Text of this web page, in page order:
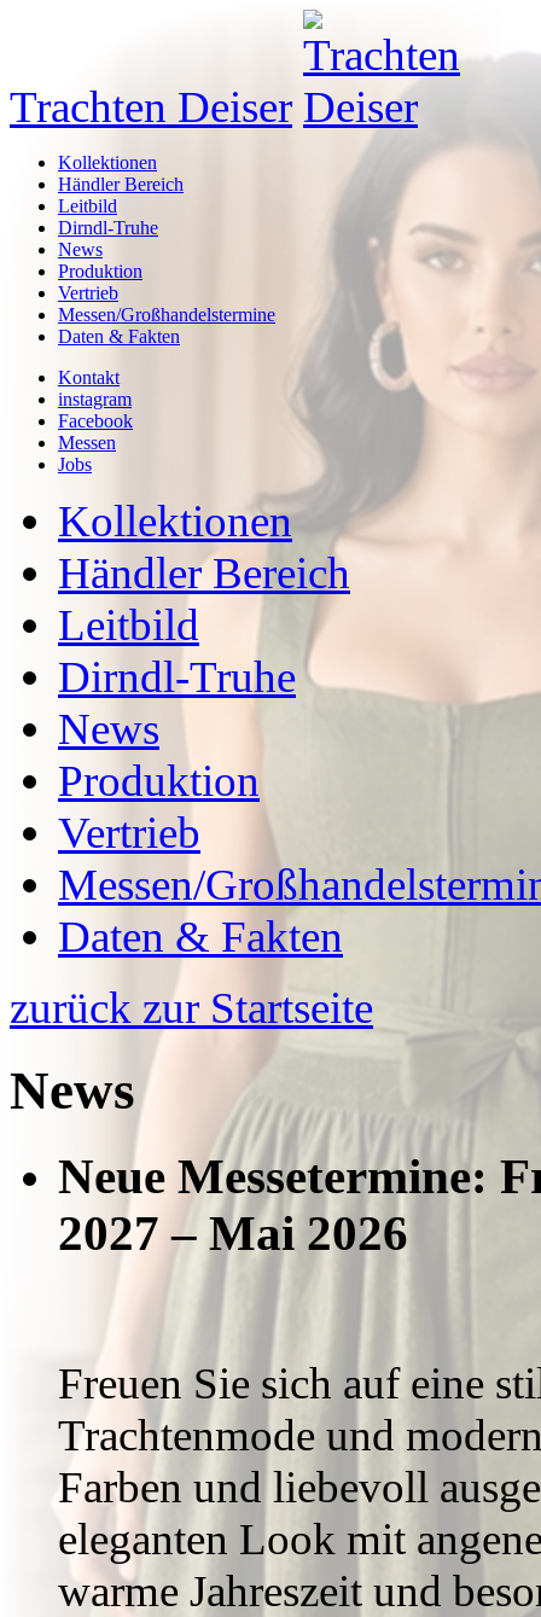
Trachten Deiser
Kollektionen
Händler Bereich
Leitbild
Dirndl-Truhe
News
Produktion
Vertrieb
Messen/Großhandelstermine
Daten & Fakten
Kontakt
instagram
Facebook
Messen
Jobs
Kollektionen
Händler Bereich
Leitbild
Dirndl-Truhe
News
Produktion
Vertrieb
Messen/
Daten & Fakten
zurück zur Startseite
News
Neue Messetermine:
2027 – Mai 2026
Freuen Sie sich auf eine
Trachtenmode und
Farben und liebevoll
eleganten Look mit
warme Jahreszeit und